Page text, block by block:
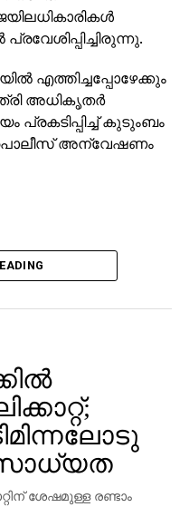
എത്തിച്ചപ്പോഴേക്കും
അധികൃതര്‍
പ്രകടിപ്പിച്ച് കുടുംബം
പൊലീസ് അന്വേഷണം
സാധ്യത
ശേഷമുള്ള രണ്ടാം